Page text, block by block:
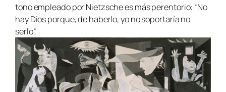
tono empleado por Nietzsche es más perentorio: “No
hay Dios porque, de haberlo, yo no soportaría no
serlo”.